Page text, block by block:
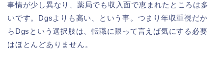
事情が少し異なり、薬局でも収入面で恵まれたところは多
いです。Dgsよりも高い、という事。つまり年収重視だか
らDgsという選択肢は、転職に限って言えば気にする必要
はほとんどありません。